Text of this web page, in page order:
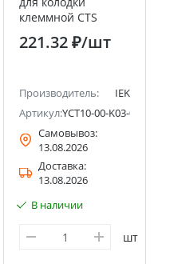
клеммной CTS
10мм2 3PIN IEK
221.32 ₽/шт
Производитель:
IEK
Артикул:YCT10-00-K03-010-A-3P
Самовывоз:
13.08.2026
Доставка:
13.08.2026
В наличии
шт